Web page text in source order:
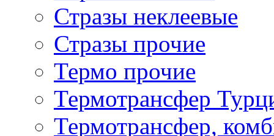
Стразы неклеевые
Стразы прочие
Термо прочие
Термотрансфер
Термотрансфер,